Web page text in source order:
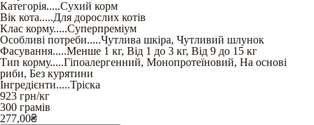
Категорія.....Сухий корм
Вік кота.....Для дорослих котів
Клас корму.....Суперпреміум
Особливі потреби.....Чутлива шкіра, Чутливий шлунок
Фасування.....Менше 1 кг, Від 1 до 3 кг, Від 9 до 15 кг
Тип корму.....Гіпоалергенний, Монопротеїновий, На основі
риби, Без курятини
Інгредієнти.....Тріска
923 грн/кг
300 грамів
277,00₴